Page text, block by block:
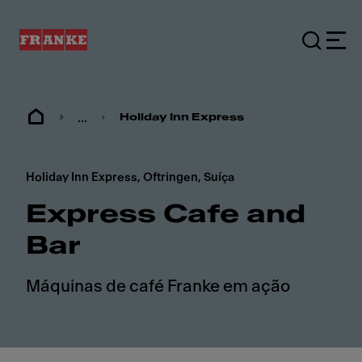
... Holiday Inn Express
Holiday Inn Express, Oftringen, Suíça
Express Cafe and
Bar
Máquinas de café Franke em ação